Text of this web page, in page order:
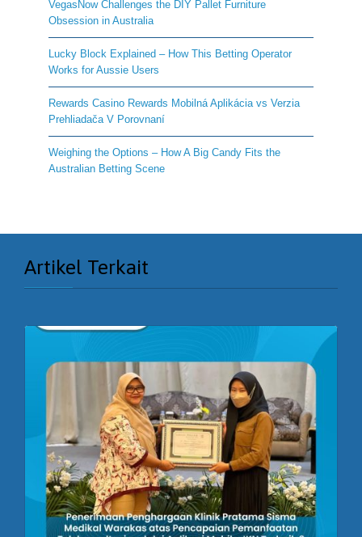
VegasNow Challenges the DIY Pallet Furniture
Obsession in Australia
Lucky Block Explained – How This Betting Operator
Works for Aussie Users
Rewards Casino Rewards Mobilná Aplikácia vs Verzia
Prehliadača V Porovnaní
Weighing the Options – How A Big Candy Fits the
Australian Betting Scene
Artikel Terkait